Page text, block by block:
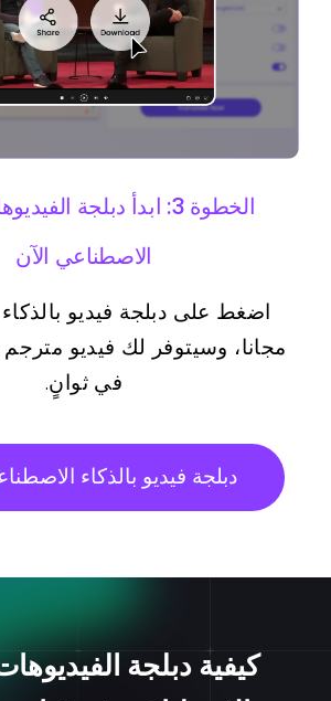
الخطوة 3: ابدأ دبلجة
الاصطناعي الآن
اضغط على دبلجة فيديو
مجانا، وسيتوفر لك فيديو مترجم
في ثوانٍ.
دبلجة فيديو بالذكاء
كيفية دبلجة